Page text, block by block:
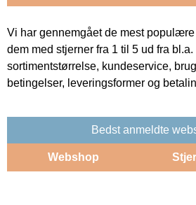
Vi har gennemgået de mest
dem med stjerner fra 1 til 5 ud fra
sortimentstørrelse, kundeservice,
betingelser, leveringsformer og
Bedst anmeldte
Webshop